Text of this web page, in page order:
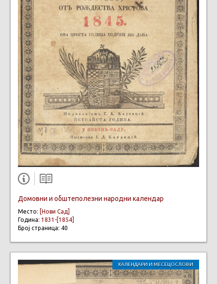
Домовни и обштеполезни народни календар
Место:
[Нови Сад]
Година: 1831-[1854]
Број страница: 40
КАЛЕНДАРИ И МЕСЕЦОСЛОВИ